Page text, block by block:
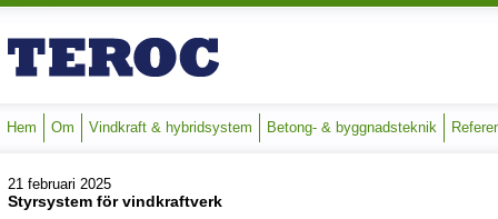
Hem Om Vindkraft & hybridsystem Betong- & byggnadsteknik
21 februari 2025
Styrsystem för vindkraftverk